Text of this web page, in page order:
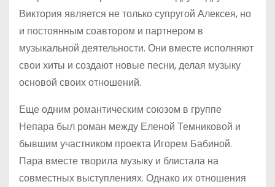
Виктория является не только супругой Алексея, но
и постоянным соавтором и партнером в
музыкальной деятельности. Они вместе исполняют
свои хиты и создают новые песни, делая музыку
основой своих отношений.
Еще одним романтическим союзом в группе
Непара был роман между Еленой Темниковой и
бывшим участником проекта Игорем Бабиной.
Пара вместе творила музыку и блистала на
совместных выступлениях. Однако их отношения